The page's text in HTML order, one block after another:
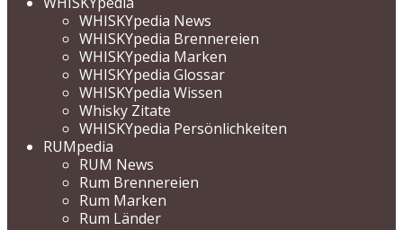
WHISKYpedia News
WHISKYpedia Brennereien
WHISKYpedia Marken
WHISKYpedia Glossar
WHISKYpedia Wissen
Whisky Zitate
WHISKYpedia Persönlichkeiten
RUMpedia
RUM News
Rum Brennereien
Rum Marken
Rum Länder